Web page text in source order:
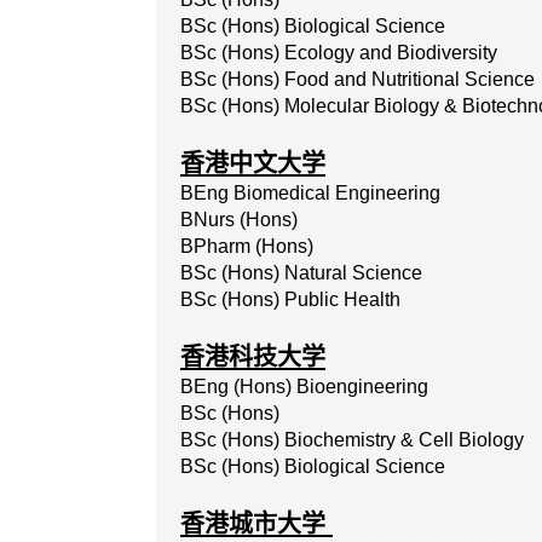
BSc (Hons) Biological Science
BSc (Hons) Ecology and Biodiversity
BSc (Hons) Food and Nutritional Science
BSc (Hons) Molecular Biology &
香港中文大学
BEng Biomedical Engineering
BNurs (Hons)
BPharm (Hons)
BSc (Hons) Natural Science
BSc (Hons) Public Health
香港科技大学
BEng (Hons) Bioengineering
BSc (Hons)
BSc (Hons) Biochemistry & Cell
Biology
BSc (Hons) Biological Science
香港城市大学